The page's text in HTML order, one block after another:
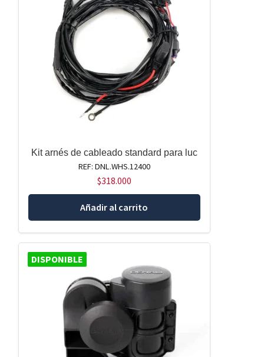
Kit arnés de cableado standard para luc
REF: DNL.WHS.12400
$318.000
Añadir al carrito
DISPONIBLE